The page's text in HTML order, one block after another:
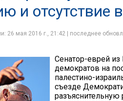
и отсутствие
26 мая 2016 г., 21:42 | последнее
Сенатор-еврей
демократов на
палестино-
съезде
разъяснительную